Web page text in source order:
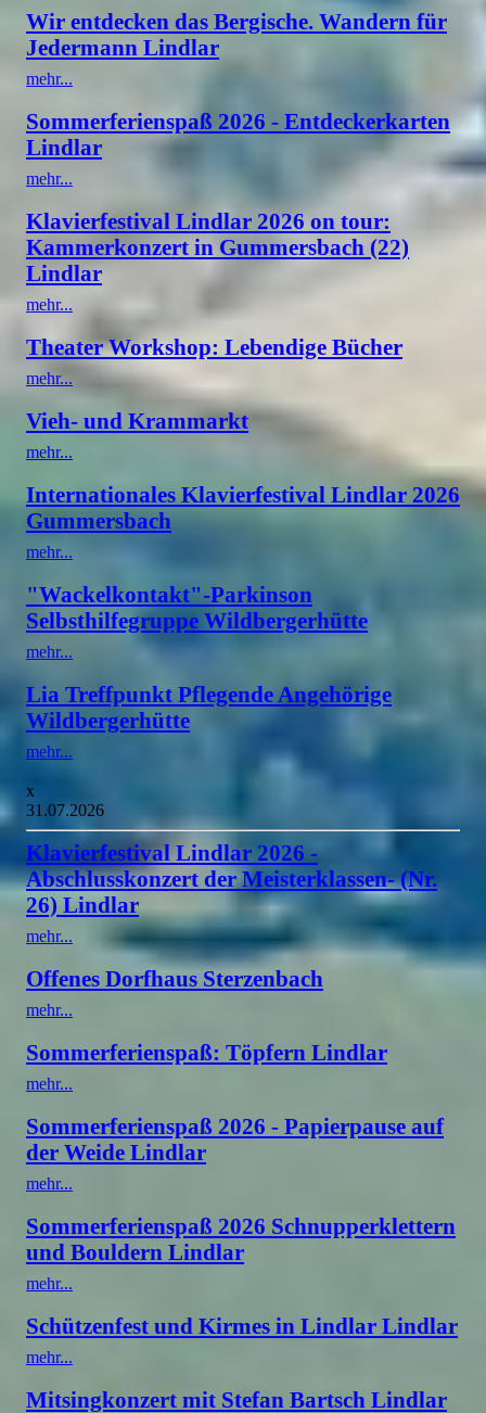
Wir entdecken das Bergische. Wandern für
Jedermann Lindlar
mehr...
Sommerferienspaß 2026 - Entdeckerkarten
Lindlar
mehr...
Klavierfestival Lindlar 2026 on tour:
Kammerkonzert in Gummersbach (22)
Lindlar
mehr...
Theater Workshop: Lebendige Bücher
mehr...
Vieh- und Krammarkt
mehr...
Internationales Klavierfestival Lindlar 2026
Gummersbach
mehr...
"Wackelkontakt"-Parkinson
Selbsthilfegruppe Wildbergerhütte
mehr...
Lia Treffpunkt Pflegende Angehörige
Wildbergerhütte
mehr...
x
31.07.2026
Klavierfestival Lindlar 2026 -
Abschlusskonzert der Meisterklassen- (Nr.
26) Lindlar
mehr...
Offenes Dorfhaus Sterzenbach
mehr...
Sommerferienspaß: Töpfern Lindlar
mehr...
Sommerferienspaß 2026 - Papierpause auf
der Weide Lindlar
mehr...
Sommerferienspaß 2026 Schnupperklettern
und Bouldern Lindlar
mehr...
Schützenfest und Kirmes in Lindlar Lindlar
mehr...
Mitsingkonzert mit Stefan Bartsch Lindlar